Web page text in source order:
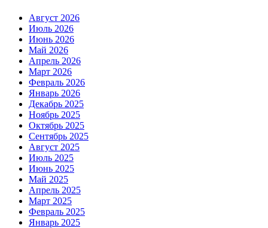
Август 2026
Июль 2026
Июнь 2026
Май 2026
Апрель 2026
Март 2026
Февраль 2026
Январь 2026
Декабрь 2025
Ноябрь 2025
Октябрь 2025
Сентябрь 2025
Август 2025
Июль 2025
Июнь 2025
Май 2025
Апрель 2025
Март 2025
Февраль 2025
Январь 2025